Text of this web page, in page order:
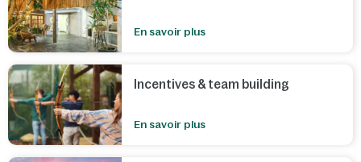
En savoir plus
Incentives & team building
En savoir plus